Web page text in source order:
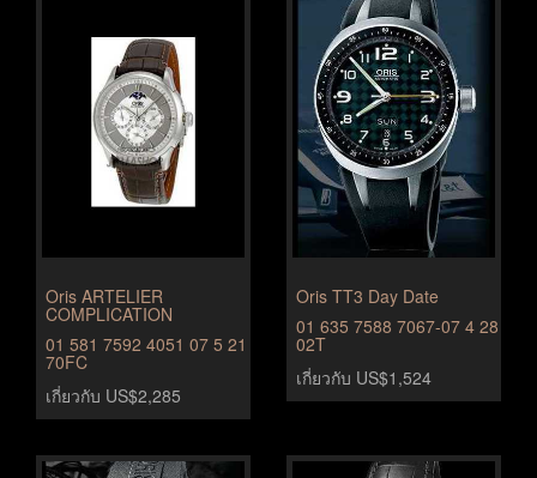
Oris ARTELIER
COMPLICATION
01 581 7592 4051 07 5 21
70FC
เกี่ยวกับ US$2,285
Oris TT3 Day Date
01 635 7588 7067-07 4 28
02T
เกี่ยวกับ US$1,524